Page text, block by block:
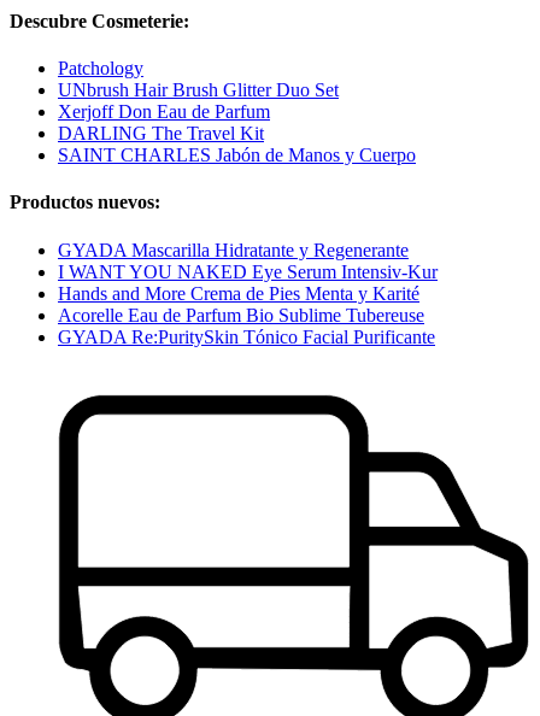
Descubre Cosmeterie:
Patchology
UNbrush Hair Brush Glitter Duo Set
Xerjoff Don Eau de Parfum
DARLING The Travel Kit
SAINT CHARLES Jabón de Manos y Cuerpo
Productos nuevos:
GYADA Mascarilla Hidratante y Regenerante
I WANT YOU NAKED Eye Serum Intensiv-Kur
Hands and More Crema de Pies Menta y Karité
Acorelle Eau de Parfum Bio Sublime Tubereuse
GYADA Re:PuritySkin Tónico Facial Purificante